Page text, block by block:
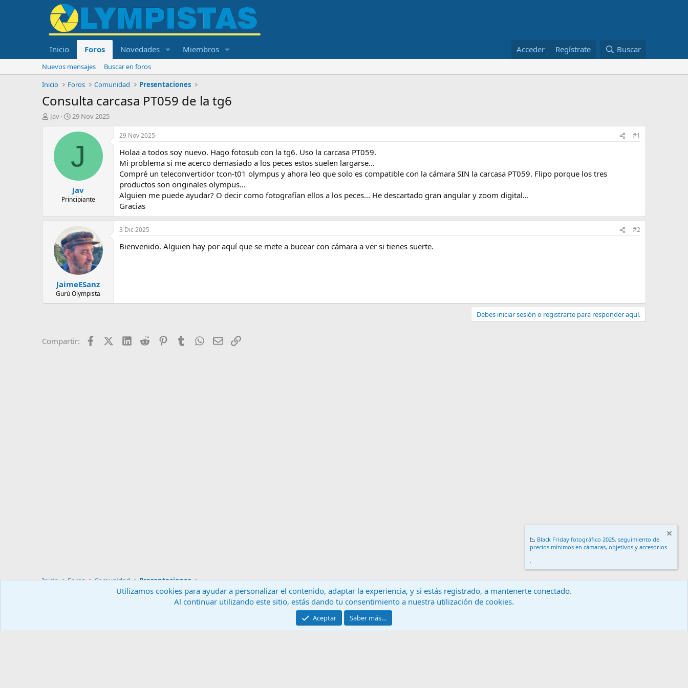
Inicio Foros Novedades Miembros Acceder Regístrate Buscar
Nuevos mensajes
Buscar en foros
Inicio
Foros Comunidad Presentaciones
Consulta carcasa PT059 de la tg6
I
l
m
Jav
F
c
d
i
n
i
i
o
29 Nov 2025
J
Jav
Principiante
29 Nov 2025 #1
Holaa a todos soy nuevo. Hago fotosub con la tg6. Uso la carcasa PT059.
Mi problema si me acerco demasiado a los peces estos suelen largarse...
Compré un teleconvertidor tcon-t01 olympus y ahora leo que solo es compatible con la cámara SIN la carcasa PT059. Flipo porque los tres
productos son originales olympus...
Alguien me puede ayudar? O decir como fotografían ellos a los peces... He descartado gran angular y zoom digital...
Gracias
JaimeESanz
Gurú Olympista
3 Dic 2025 #2
Bienvenido. Alguien hay por aquí que se mete a bucear con cámara a ver si tienes suerte.
Debes iniciar sesión o registrarte para responder aquí.
Compartir: FacebookX (Twitter)
LinkedIn
Reddit PinterestTumblrWhatsApp
EmailEnlace
Inicio Foros Comunidad Presentaciones
Contáctanos Términos y reglas
Community platform by XenForo® © 2010-2024 XenForo Ltd.
📉 Black Friday fotográfico 2025, seguimiento de
precios mínimos en cámaras, objetivos y accesorios
.
Utilizamos cookies para ayudar a personalizar el contenido, adaptar la experiencia, y si estás registrado, a mantenerte conectado.
Al continuar utilizando este sitio, estás dando tu consentimiento a nuestra utilización de cookies.
Aceptar Saber más…